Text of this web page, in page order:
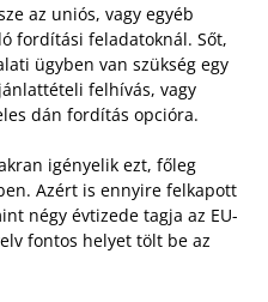
az uniós, vagy egyéb
fordítási feladatoknál. Sőt,
ügyben van szükség egy
felhívás, vagy
dán fordítás opcióra.
igényelik ezt, főleg
Azért is ennyire felkapott
négy évtizede tagja az EU-
fontos helyet tölt be az